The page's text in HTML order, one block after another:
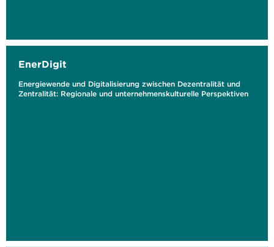
EnerDigit
Energiewende und Digitalisierung zwischen Dezentralität und
Zentralität: Regionale und unternehmenskulturelle Perspektiven